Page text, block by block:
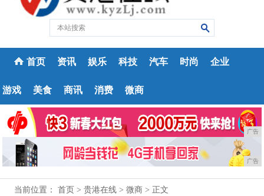
首页 资讯 娱乐 科技 汽车 时尚 企业
游戏 美食 商讯 消费 微商
广告
广告
当前位置：首页 >贵港在线 >微商 > 正文